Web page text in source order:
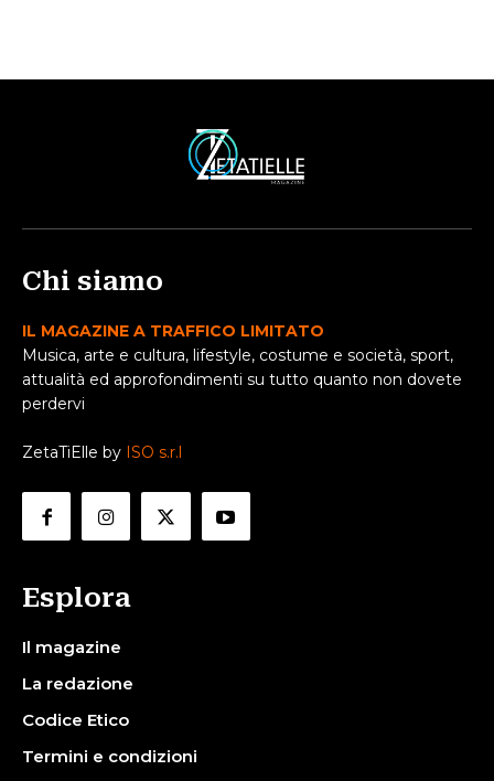
Chi siamo
IL MAGAZINE A TRAFFICO LIMITATO
Musica, arte e cultura, lifestyle, costume e società, sport,
attualità ed approfondimenti su tutto quanto non dovete
perdervi
ZetaTiElle by ISO s.r.l
Esplora
Il magazine
La redazione
Codice Etico
Termini e condizioni